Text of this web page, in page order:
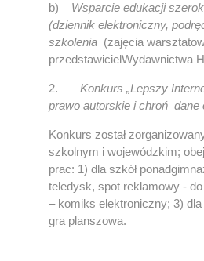
b) Wsparcie edukacji
(dziennik elektroniczny,
szkolenia (zajęcia
przedstawicielWydawnictwa
2.Konkurs „Lepszy
prawo autorskie i chroń dane
Konkurs został
szkolnym i wojewódzkim;
prac: 1) dla szkół
teledysk, spot reklamowy -
– komiks elektroniczny; 3)
gra planszowa.